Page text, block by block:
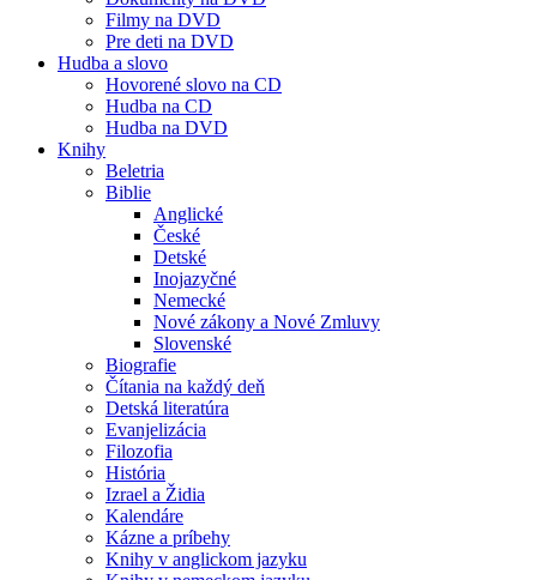
Filmy na DVD
Pre deti na DVD
Hudba a slovo
Hovorené slovo na CD
Hudba na CD
Hudba na DVD
Knihy
Beletria
Biblie
Anglické
České
Detské
Inojazyčné
Nemecké
Nové zákony a Nové Zmluvy
Slovenské
Biografie
Čítania na každý deň
Detská literatúra
Evanjelizácia
Filozofia
História
Izrael a Židia
Kalendáre
Kázne a príbehy
Knihy v anglickom jazyku